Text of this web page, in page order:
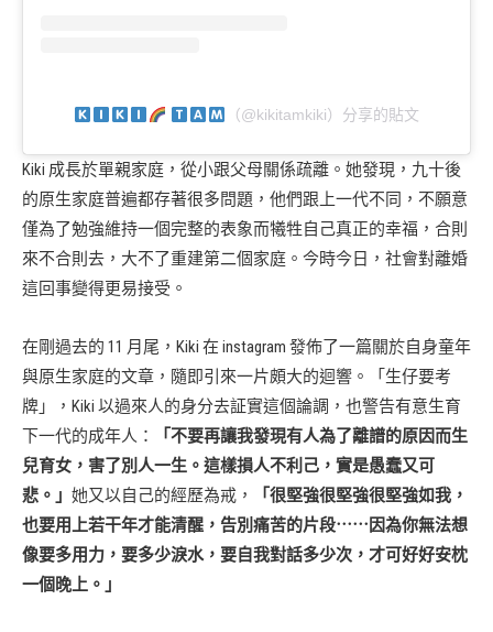
（@kikitamkiki）分享的貼文
Kiki 成長於單親家庭，從小跟父母關係疏離。她發現，九十後
的原生家庭普遍都存著很多問題，他們跟上一代不同，不願意
僅為了勉強維持一個完整的表象而犧牲自己真正的幸福，合則
來不合則去，大不了重建第二個家庭。今時今日，社會對離婚
這回事變得更易接受。
在剛過去的 11 月尾，Kiki 在 instagram 發佈了一篇關於自身童年
與原生家庭的文章，隨即引來一片頗大的迴響。「生仔要考
牌」，Kiki 以過來人的身分去証實這個論調，也警告有意生育
下一代的成年人：
「不要再讓我發現有人為了離譜的原因而生
兒育女，害了別人一生。這樣損人不利己，實是愚蠢又可
悲。」 她又以自己的經歷為戒，
「很堅強很堅強很堅強如我，
也要用上若干年才能清醒，告別痛苦的片段⋯⋯因為你無法想
像要多用力，要多少淚水，要自我對話多少次，才可好好安枕
一個晚上。」